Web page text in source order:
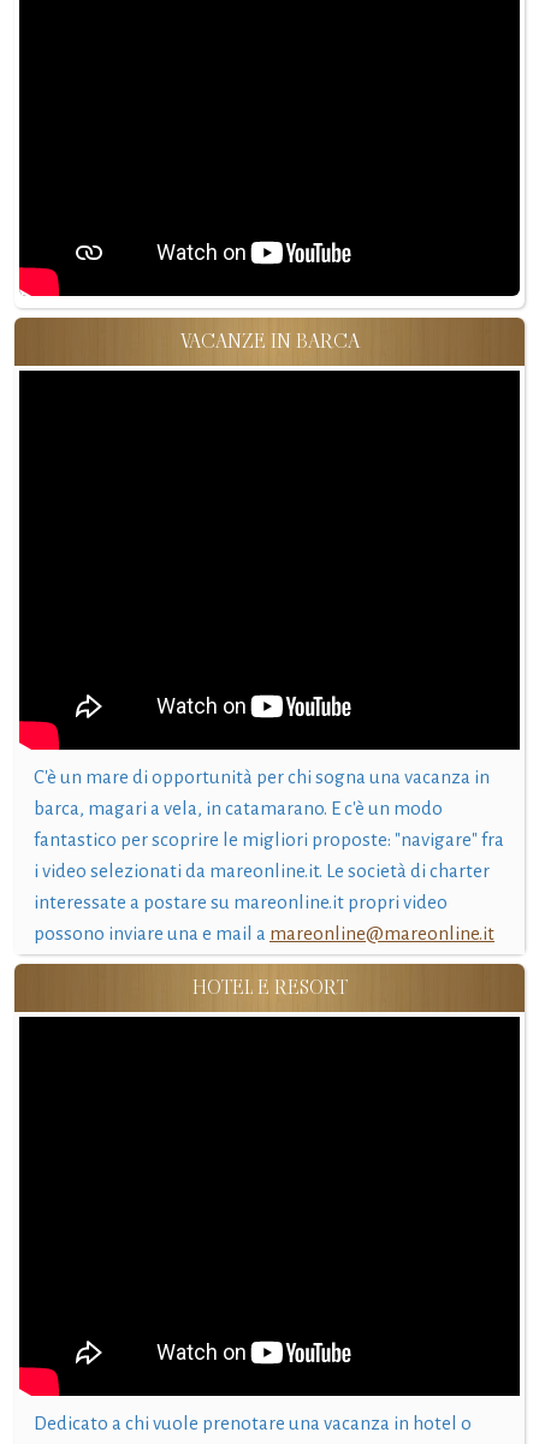
VACANZE IN BARCA
C'è un mare di opportunità per chi sogna una vacanza in
barca, magari a vela, in catamarano. E c'è un modo
fantastico per scoprire le migliori proposte: "navigare" fra
i video selezionati da mareonline.it. Le società di charter
interessate a postare su mareonline.it propri video
possono inviare una e mail a mareonline@mareonline.it
HOTEL E RESORT
Dedicato a chi vuole prenotare una vacanza in hotel o